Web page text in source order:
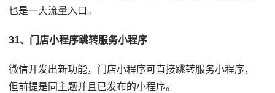
也是一大流量入口。
31、门店小程序跳转服务小程序
微信开发出新功能，门店小程序可直接跳转服务小程序，
但前提是同主题并且已发布的小程序。